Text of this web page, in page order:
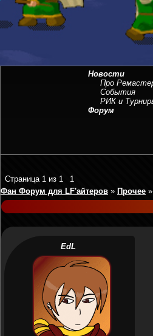
Новости
Про
События
РИК и
Форум
Страница 1 из 1 1
Фан Форум для LF'айтеров » Прочее »
EdL